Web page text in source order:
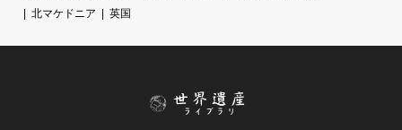
北マケドニア
英国